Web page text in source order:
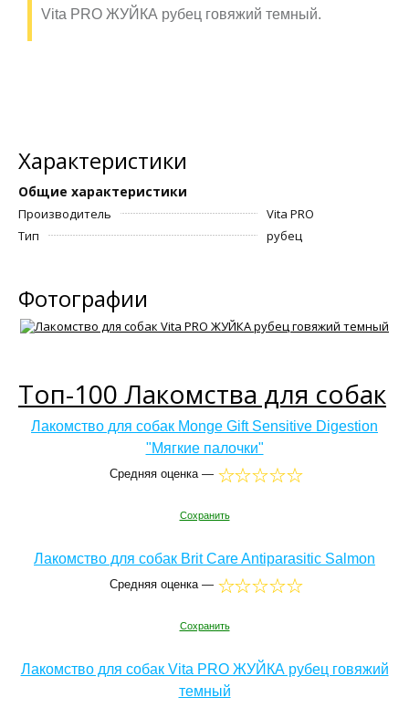
Vita PRO ЖУЙКА рубец говяжий темный.
Характеристики
Общие характеристики
Производитель
Vita PRO
Тип
рубец
Фотографии
Топ-100 Лакомства для собак
Лакомство для собак Monge Gift Sensitive Digestion
"Мягкие палочки"
Средняя оценка —
Сохранить
Лакомство для собак Brit Care Antiparasitic Salmon
Средняя оценка —
Сохранить
Лакомство для собак Vita PRO ЖУЙКА рубец говяжий
темный